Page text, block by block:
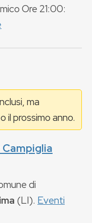
Ore 21:00:
ma
il prossimo anno.
di
(LI). Eventi